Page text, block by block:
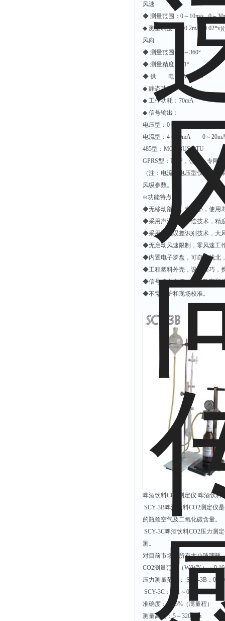
风速
◆ 测量范围：0～10m/s 0～
◆ 测量精度：±(0.2m/
风向
◆ 测量范围：1～360°
◆ 测量精度：±1°
◆ 供 电：9V～24V
◆ 静态功耗：45mA
◆ 工作功耗：70mA
◆ 信号输出：
电压型：0～2V 0.4～2V
电流型：4～20mA 0～
485型：MODBUS-RTU
GPRS型：UDP，公网，专网
（注：电流、电压型仅可读
风级参数。）
⊙功能特点
◆无移动部件，磨损小，使用
◆采用声波相位补偿技术，精
◆采用随机误差识别技术，大
◆无启动风速限制，零风速工
◆内置电子罗盘，可自动找北
◆工程塑料外壳，设计轻巧，
◆信号接入方便，支持数字和
◆不需维护和现场校准。
啤酒饮料CO2测定仪 啤酒饮料
SCY-3B啤酒饮料CO2测定仪
的瓶颈空气及二氧化碳含量。
SCY-3C啤酒饮料CO2压力测
测。
对目前市场上所有大小玻璃瓶
CO2测量范围（W/W%）：
压力测量范围： SCY-3B：0～
SCY-3C：-0.1～0.15 MPa、0
准确度：±2.5%（满量程）
测量高度：5～320 mm